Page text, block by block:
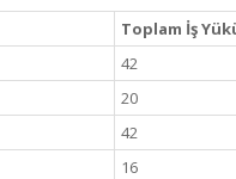
Toplam İş
42
20
42
16